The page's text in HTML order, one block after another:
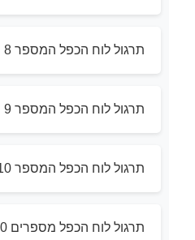
תרגול לוח הכפל המספר 8
תרגול לוח הכפל המספר 9
תרגול לוח הכפל המספר 10
תרגול לוח הכפל מספרים 8,9,10